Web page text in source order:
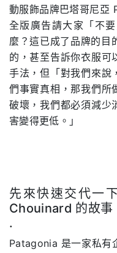
動服飾品牌巴塔哥尼亞
全版廣告請大家「不
麼？這已成了品牌的
的，甚至告訴你衣服可
手法，但「對我們來說
們事實真相，那我們所
破壞，我們都必須減少
害變得更低。」
先來快速交代一
Chouinard 的故事
.
Patagonia 是一家私有